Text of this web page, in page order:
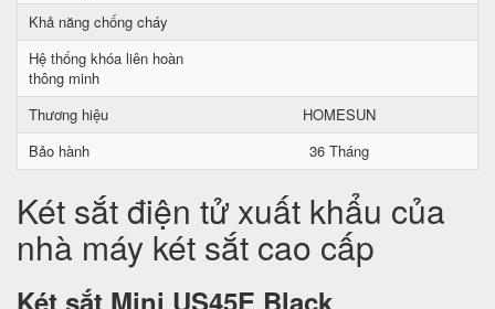
Khả năng chống cháy
Hệ thống khóa liên hoàn
thông minh
Thương hiệu
HOMESUN
Bảo hành
36 Tháng
Két sắt điện tử xuất khẩu của
nhà máy két sắt cao cấp
Két sắt Mini US45E Black